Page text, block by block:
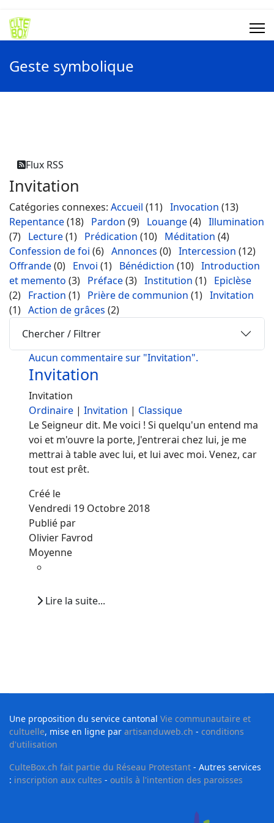
Geste symbolique
Flux RSS
Invitation
Catégories connexes: Accueil (11) Invocation (13)
Repentance(18) Pardon (9) Louange(4) Illumination
(7) Lecture(1) Prédication (10) Méditation (4)
Confession de foi (6) Annonces (0) Intercession (12)
Offrande(0) Envoi (1) Bénédiction (10) Introduction
et memento (3) Préface(3) Institution (1) Epiclèse
(2) Fraction (1) Prière de communion (1) Invitation
(1) Action de grâces (2)
Chercher / Filtrer
Aucun commentaire sur "Invitation".
Invitation
Invitation
Ordinaire | Invitation | Classique
Le Seigneur dit. Me voici ! Si quelqu'un entend ma
voi et m'ouvre la porte, J'entrerai chez lui, je me
mettrai à table avec lui, et lui avec moi. Venez, car
tout est prêt.
Créé le
Vendredi 19 Octobre 2018
Publié par
Olivier Favrod
Moyenne
Lire la suite...
Une proposition du service cantonal Vie communautaire et
cultuelle, mise en ligne par artisanduweb.ch - conditions
d'utilisation
CulteBox.ch fait partie du Réseau Protestant - Autres services
: inscription aux cultes - outils à l'intention des paroisses